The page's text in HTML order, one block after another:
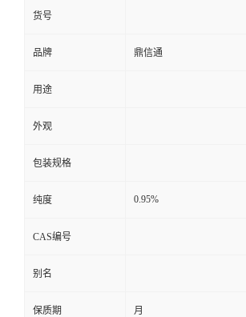
货号
品牌 鼎信通
用途
外观
包装规格
纯度 0.95%
CAS编号
别名
保质期 月